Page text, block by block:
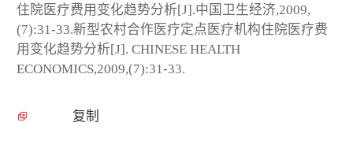
住院医疗费用变化趋势分析[J].中国卫生经济,2009,
(7):31-33.新型农村合作医疗定点医疗机构住院医疗费
用变化趋势分析[J]. CHINESE HEALTH
ECONOMICS,2009,(7):31-33.
复制